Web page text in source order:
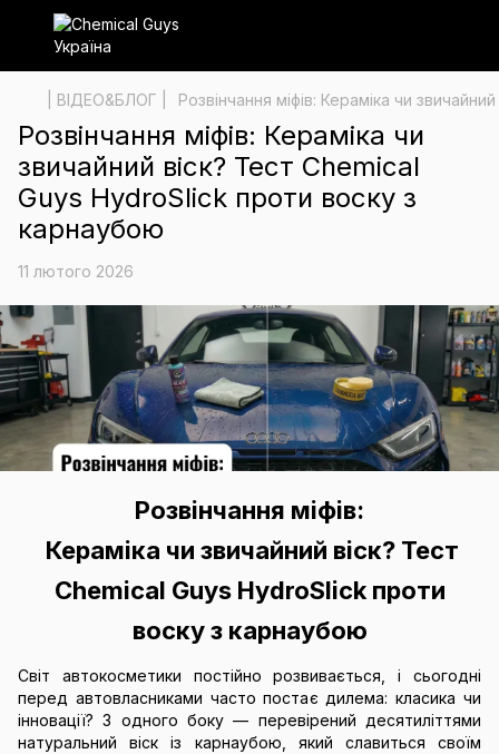
| ВІДЕО&БЛОГ | Розвінчання міфів: Кераміка чи
Розвінчання міфів: Кераміка чи
звичайний віск? Тест Chemical
Guys HydroSlick проти воску з
карнаубою
11 лютого 2026
Розвінчання міфів:
Кераміка чи звичайний віск? Тест
Chemical Guys HydroSlick проти
воску з карнаубою
Світ автокосметики постійно розвивається, і сьогодні
перед автовласниками часто постає дилема: класика чи
інновації? З одного боку — перевірений десятиліттями
натуральний віск із карнаубою, який славиться своїм